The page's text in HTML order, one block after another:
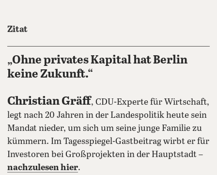
Zitat
„Ohne privates Kapital hat Berlin
keine Zukunft.“
Christian Gräff, CDU-Experte für Wirtschaft,
legt nach 20 Jahren in der Landespolitik heute sein
Mandat nieder, um sich um seine junge Familie zu
kümmern. Im Tagesspiegel-Gastbeitrag wirbt er für
Investoren bei Großprojekten in der Hauptstadt –
nachzulesen hier.